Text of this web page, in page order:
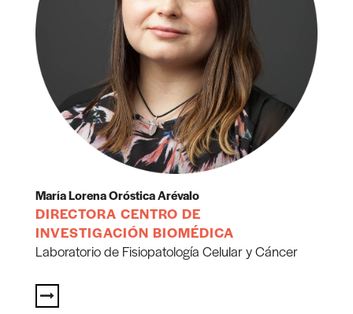
María Lorena Oróstica Arévalo
DIRECTORA CENTRO DE
INVESTIGACIÓN BIOMÉDICA
Laboratorio de Fisiopatología Celular y Cáncer